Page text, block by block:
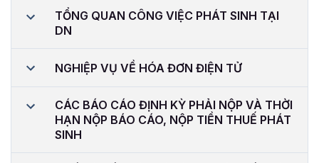
TỔNG QUAN CÔNG VIỆC PHÁT SINH TẠI
DN
NGHIỆP VỤ VỀ HÓA ĐƠN ĐIỆN TỬ
CÁC BÁO CÁO ĐỊNH KỲ PHẢI NỘP VÀ THỜI
HẠN NỘP BÁO CÁO, NỘP TIỀN THUẾ PHÁT
SINH